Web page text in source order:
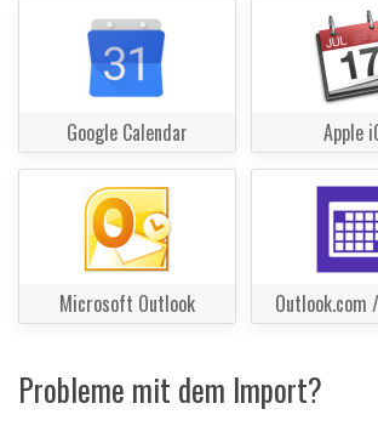
Google Calendar Apple
Microsoft Outlook Outlook.com
Probleme mit dem Import?